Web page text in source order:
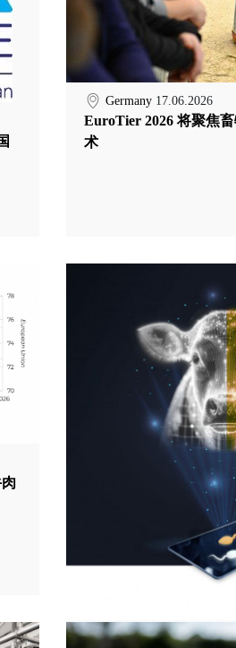
Germany 17.06.2026
EuroTier 2026 将聚焦
术
France06.06.2026